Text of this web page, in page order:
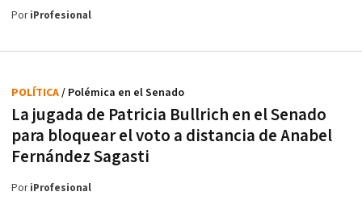
PoriProfesional
La jugada de Patricia Bullrich en el Senado
para bloquear el voto a distancia de Anabel
Fernández Sagasti
POLÍTICA/ Polémica en el Senado
PoriProfesional